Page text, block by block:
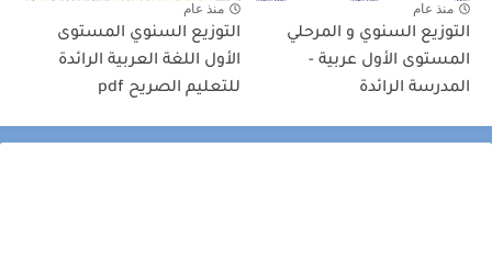
منذ عام
التوزيع السنوي و المرحلي
المستوى الأول عربية -
المدرسة الرائدة
منذ عام
التوزيع السنوي المستوى
الأول اللغة العربية الرائدة
للتعليم الصريح pdf